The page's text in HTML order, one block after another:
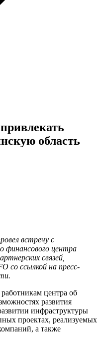
область
встречу с
финансового центра
связей,
со ссылкой на пресс-
центра об
развития
инфраструктуры
проектах, реализуемых
а также